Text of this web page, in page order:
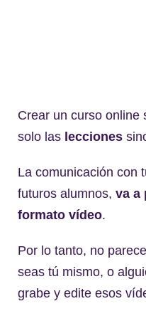
Crear un curso online
solo las lecciones
La comunicación con
futuros alumnos, va a
formato vídeo.
Por lo tanto, no
seas tú mismo, o
grabe y edite esos